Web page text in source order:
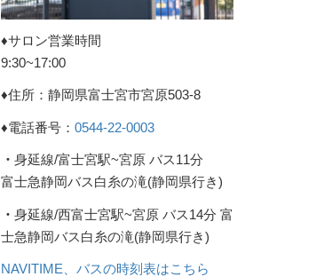
♦︎サロン営業時間
9:30~17:00
♦︎住所：静岡県富士宮市宮原503-8
♦︎電話番号： 0544-22-0003
・ 身延線/富士宮駅~宮原 バス11分
富士急静岡バス白糸の滝(静岡県行き)
・ 身延線/西富士宮駅~宮原 バス14分 富
士急静岡バス白糸の滝(静岡県行き)
NAVITIME、バスの時刻表はこちら